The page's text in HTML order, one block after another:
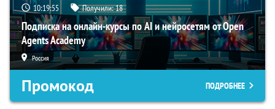
10:19:54 Получили:18
Подписка на онлайн-курсы по AI и нейросетям от Open
Agents Academy
Россия
Промокод ПОДРОБНЕЕ